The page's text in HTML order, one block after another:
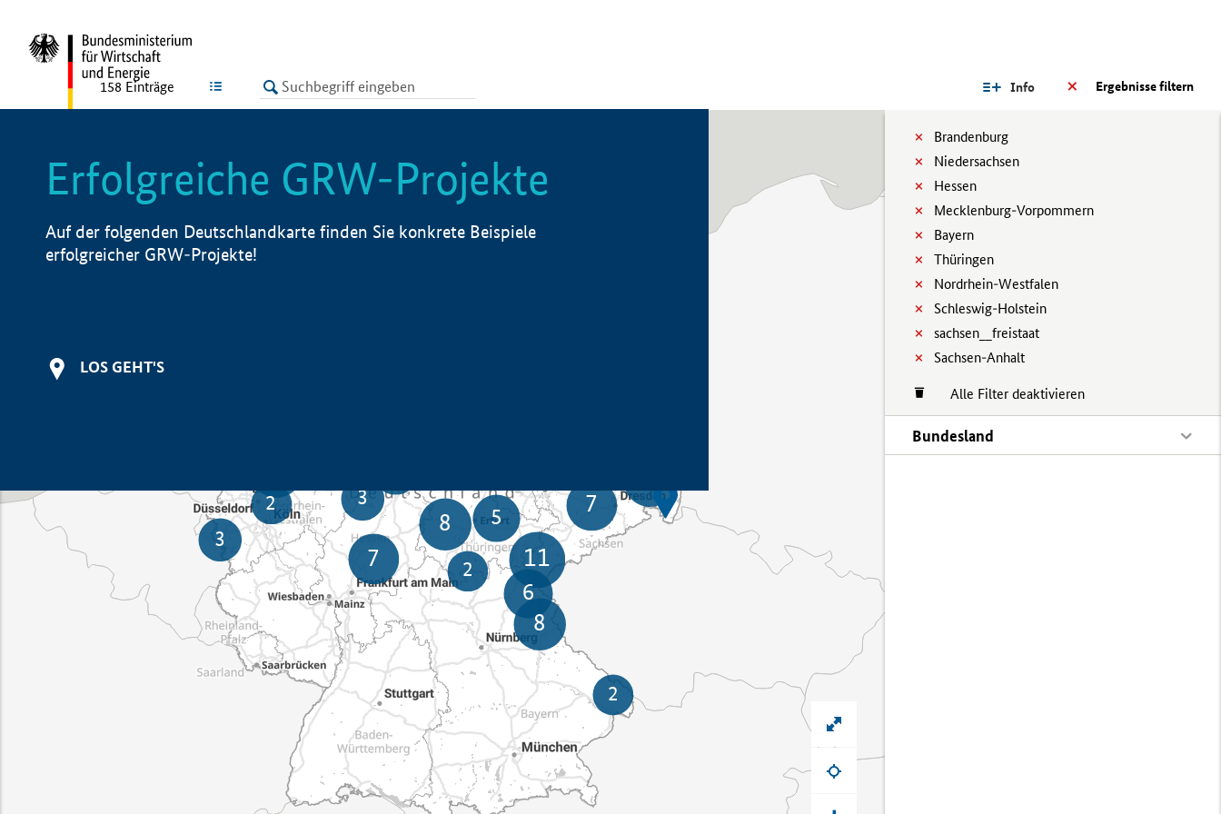
LISTE Ergebnisse filtern
Info
Brandenburg
Niedersachsen
Hessen
Mecklenburg-Vorpommern
Bayern
Thüringen
Nordrhein-Westfalen
Schleswig-Holstein
sachsen__freistaat
Sachsen-Anhalt
Alle Filter deaktivieren
Bundesland
158 Einträge
Erfolgreiche GRW-Projekte
Auf der folgenden Deutschlandkarte finden Sie konkrete Beispiele
erfolgreicher GRW-Projekte!
LOS GEHT'S